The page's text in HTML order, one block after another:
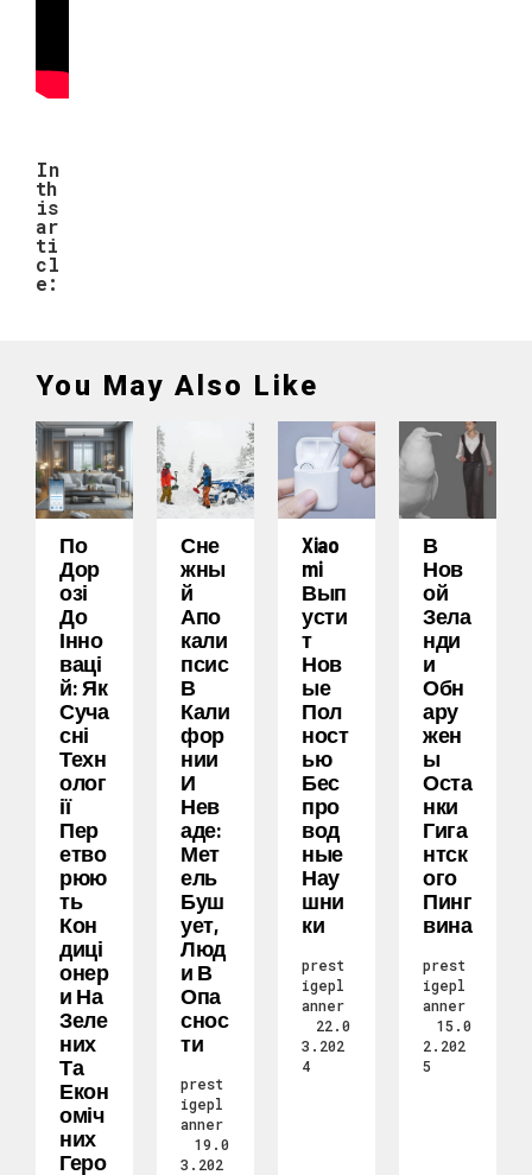
In
th
is
ar
ti
cl
e:
You May Also Like
По
Дор
Озі
До
Інно
Ваці
Й: Як
Суча
Сні
Техн
Олог
Ії
Пер
Етво
Рюю
Ть
Кон
Диці
Онер
И На
Зеле
Них
Та
Екон
Оміч
Них
Геро
Сне
Жны
Й
Апо
Кали
Псис
В
Кали
Фор
Нии
И
Нев
Аде:
Мет
Ель
Буш
Ует,
Люд
И В
Опа
Снос
Ти
prest
igepl
anner
19.0
3.202
Xiao
Mi
Вып
Усти
Т
Нов
Ые
Пол
Ност
Ью
Бес
Про
Вод
Ные
Нау
Шни
Ки
prest
igepl
anner
22.0
3.202
4
В
Нов
Ой
Зела
Нди
И
Обн
Ару
Жен
Ы
Оста
Нки
Гига
Нтск
Ого
Пинг
Вина
prest
igepl
anner
15.0
2.202
5